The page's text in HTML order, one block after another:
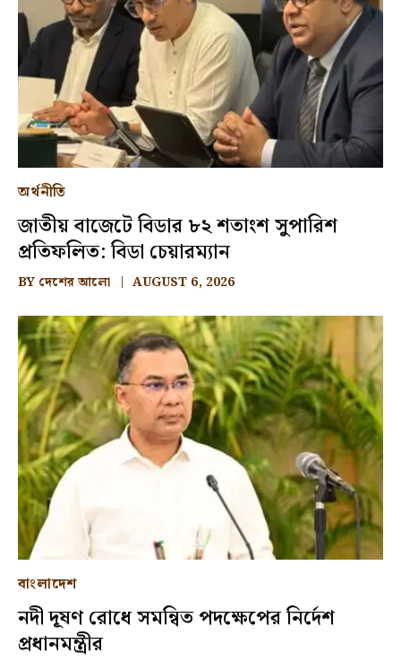
অর্থনীতি
জাতীয় বাজেটে বিডার ৮২ শতাংশ সুপারিশ
প্রতিফলিত: বিডা চেয়ারম্যান
BY দেশের আলো AUGUST 6, 2026
বাংলাদেশ
নদী দূষণ রোধে সমন্বিত পদক্ষেপের নির্দেশ
প্রধানমন্ত্রীর